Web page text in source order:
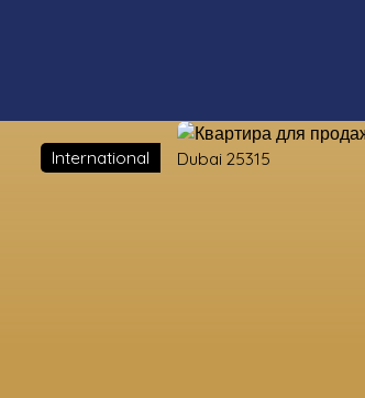
International